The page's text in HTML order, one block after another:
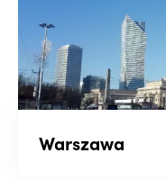
Kluczowe słowo
Sortuj
Warszawa